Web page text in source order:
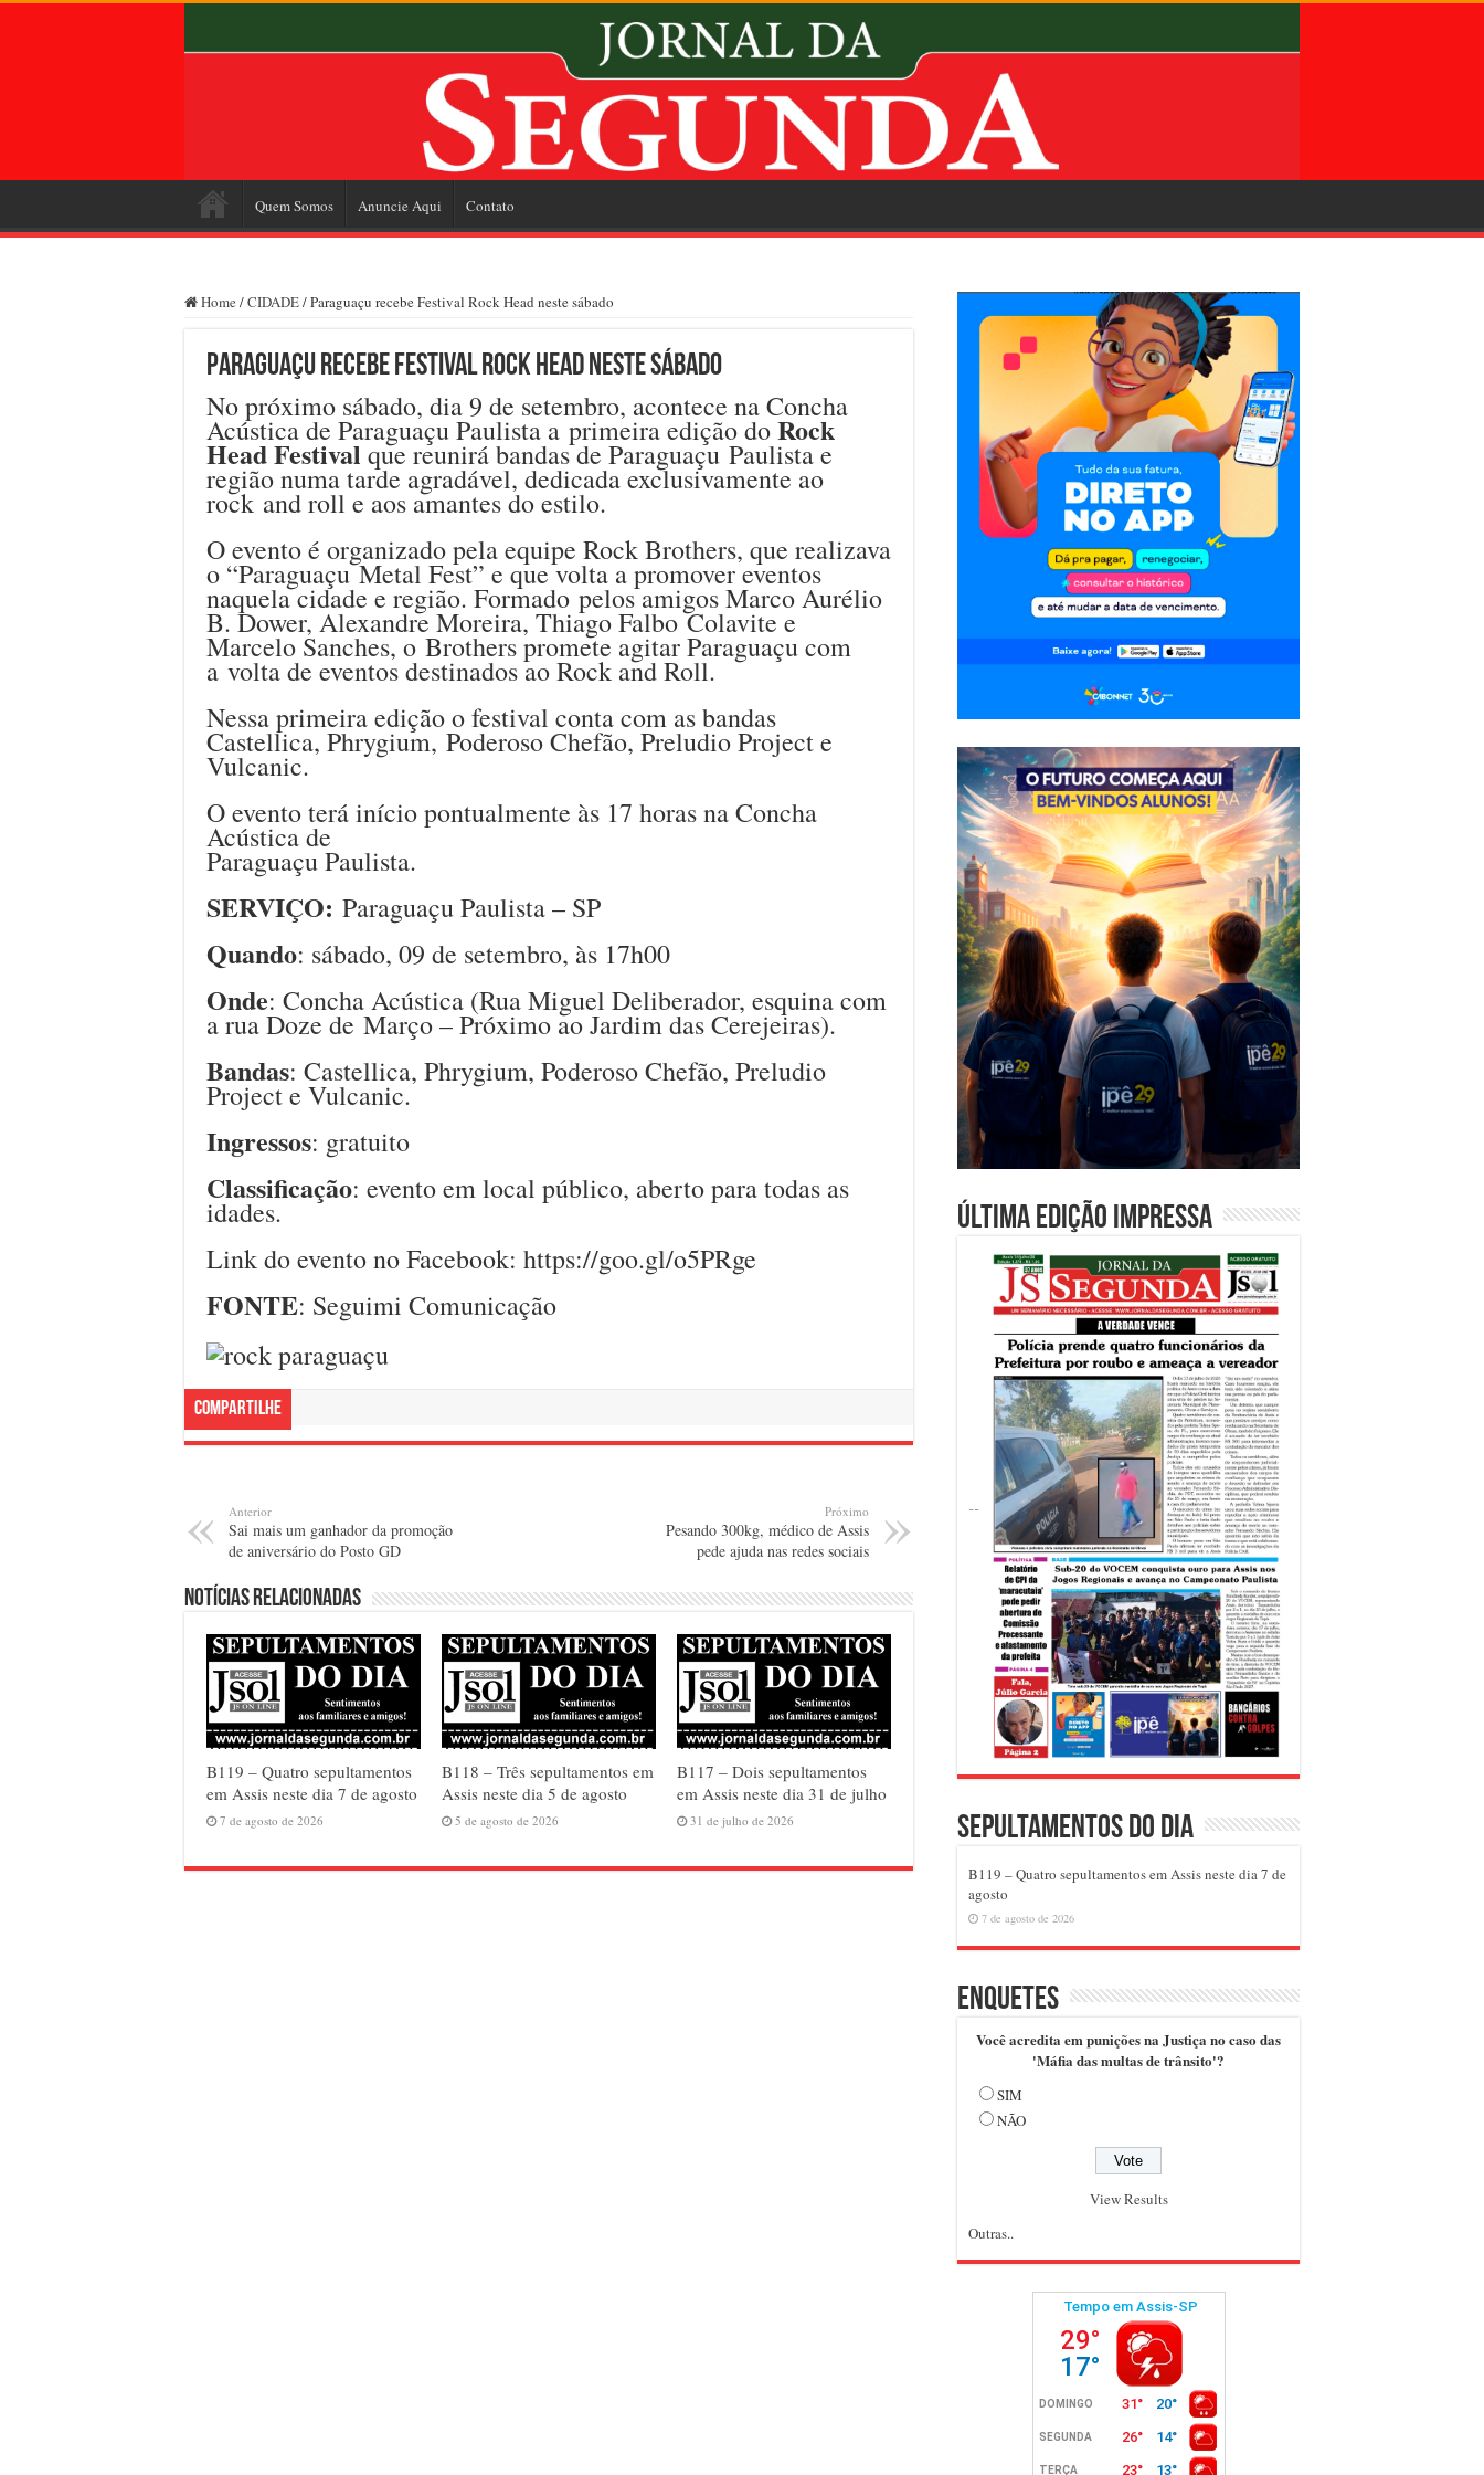
Quem Somos Anuncie Aqui Contato
Home /CIDADE/Paraguaçu recebe Festival Rock Head neste sábado
Paraguaçu recebe Festival Rock Head neste sábado
No próximo sábado, dia 9 de setembro, acontece na Concha
Acústica de Paraguaçu Paulista a primeira edição doRock
Head Festivalque reunirá bandas de Paraguaçu Paulista e
região numa tarde agradável, dedicada exclusivamente ao
rock and roll e aos amantes do estilo.
O evento é organizado pela equipe Rock Brothers, que realizava
o “Paraguaçu Metal Fest” e que volta a promover eventos
naquela cidade e região. Formado pelos amigos Marco Aurélio
B. Dower, Alexandre Moreira, Thiago Falbo Colavite e
Marcelo Sanches, o Brothers promete agitar Paraguaçu com
a volta de eventos destinados ao Rock and Roll.
Nessa primeira edição o festival conta com as bandas
Castellica, Phrygium, Poderoso Chefão, Preludio Project e
Vulcanic.
O evento terá início pontualmente às 17 horas na Concha
Acústica de
Paraguaçu Paulista.
SERVIÇO: Paraguaçu Paulista – SP
Quando: sábado, 09 de setembro, às 17h00
Onde: Concha Acústica (Rua Miguel Deliberador, esquina com
a rua Doze de Março – Próximo ao Jardim das Cerejeiras).
Bandas: Castellica, Phrygium, Poderoso Chefão, Preludio
Project e Vulcanic.
Ingressos: gratuito
Classificação: evento em local público, aberto para todas as
idades.
Link do evento no Facebook: https://goo.gl/o5PRge
FONTE: Seguimi Comunicação
Compartilhe
Anterior
Sai mais um ganhador da promoção
de aniversário do Posto GD
Próximo
Pesando 300kg, médico de Assis
pede ajuda nas redes sociais
Notícias relacionadas
B119 – Quatro sepultamentos
em Assis neste dia 7 de agosto
7 de agosto de 2026
B118 – Três sepultamentos em
Assis neste dia 5 de agosto
5 de agosto de 2026
B117 – Dois sepultamentos
em Assis neste dia 31 de julho
31 de julho de 2026
Última edição impressa
Sepultamentos do dia
B119 – Quatro sepultamentos em Assis neste dia 7 de
agosto
7 de agosto de 2026
Enquetes
Você acredita em punições na Justiça no caso das
'Máfia das multas de trânsito'?
SIM
NÃO
View Results
Outras..